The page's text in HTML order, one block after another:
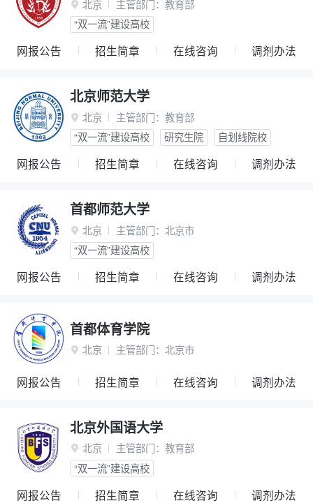
 北京 主管部门： 教育部
“双一流”建设高校
网报公告 招生简章 在线咨询 调剂办法
北京师范大学
 北京 主管部门： 教育部
“双一流”建设高校
研究生院 自划线院校
网报公告 招生简章 在线咨询 调剂办法
首都师范大学
 北京 主管部门： 北京市
“双一流”建设高校
网报公告 招生简章 在线咨询 调剂办法
首都体育学院
 北京 主管部门： 北京市
网报公告 招生简章 在线咨询 调剂办法
北京外国语大学
 北京 主管部门： 教育部
“双一流”建设高校
网报公告 招生简章 在线咨询 调剂办法